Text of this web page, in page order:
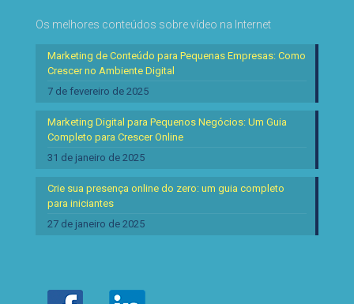
Os melhores conteúdos sobre vídeo na Internet
Marketing de Conteúdo para Pequenas Empresas: Como
Crescer no Ambiente Digital
7 de fevereiro de 2025
Marketing Digital para Pequenos Negócios: Um Guia
Completo para Crescer Online
31 de janeiro de 2025
Crie sua presença online do zero: um guia completo
para iniciantes
27 de janeiro de 2025